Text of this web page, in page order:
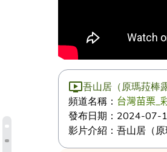
吾山居（原瑪菈棒
頻道名稱： 台灣苗栗_
發布日期： 2024-07-
影片介紹： 吾山居（